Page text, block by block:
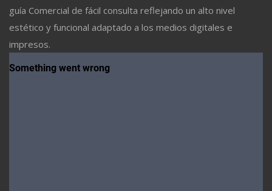
guía Comercial de fácil consulta reflejando un alto nivel
estético y funcional adaptado a los medios digitales e
impresos.